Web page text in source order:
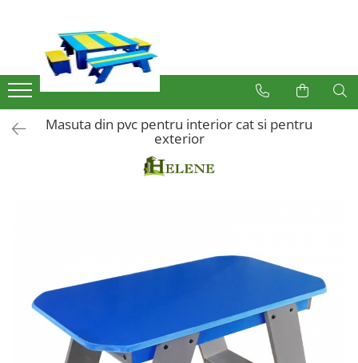
Produse
Mobilier Exterior
Articole pentru gradina
Atomizoare
Plasa sarma galvanizata zincata
Plase anti insecte
Plase anti pasari
Plase anti buruieni
Plase castraveti
Masuta din pvc pentru interior cat si pentru
exterior